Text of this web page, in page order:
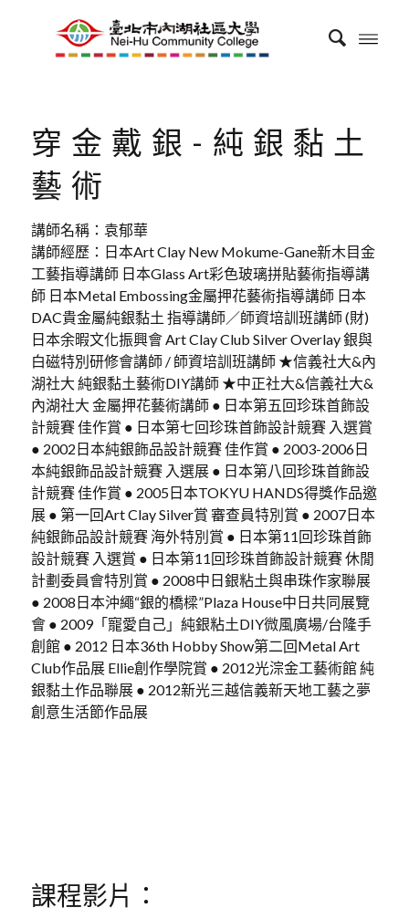
穿金戴銀-純銀黏土
藝術
講師名稱：袁郁華
講師經歷：日本Art Clay New Mokume-Gane新木目金
工藝指導講師 日本Glass Art彩色玻璃拼貼藝術指導講
師 日本Metal Embossing金屬押花藝術指導講師 日本
DAC貴金屬純銀黏土 指導講師／師資培訓班講師 (財)
日本余暇文化振興會 Art Clay Club Silver Overlay 銀與
白磁特別研修會講師 / 師資培訓班講師 ★信義社大&內
湖社大 純銀黏土藝術DIY講師 ★中正社大&信義社大&
內湖社大 金屬押花藝術講師 ● 日本第五回珍珠首飾設
計競賽 佳作賞 ● 日本第七回珍珠首飾設計競賽 入選賞
● 2002日本純銀飾品設計競賽 佳作賞 ● 2003-2006日
本純銀飾品設計競賽 入選展 ● 日本第八回珍珠首飾設
計競賽 佳作賞 ● 2005日本TOKYU HANDS得獎作品邀
展 ● 第一回Art Clay Silver賞 審查員特別賞 ● 2007日本
純銀飾品設計競賽 海外特別賞 ● 日本第11回珍珠首飾
設計競賽 入選賞 ● 日本第11回珍珠首飾設計競賽 休閒
計劃委員會特別賞 ● 2008中日銀粘土與串珠作家聯展
● 2008日本沖繩“銀的橋樑”Plaza House中日共同展覽
會 ● 2009「寵愛自己」純銀粘土DIY微風廣場/台隆手
創館 ● 2012 日本36th Hobby Show第二回Metal Art
Club作品展 Ellie創作學院賞 ● 2012光淙金工藝術館 純
銀黏土作品聯展 ● 2012新光三越信義新天地工藝之夢
創意生活節作品展
課程影片：